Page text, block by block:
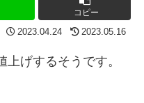
コピー
2023.04.24 2023.05.16
げするそうです。